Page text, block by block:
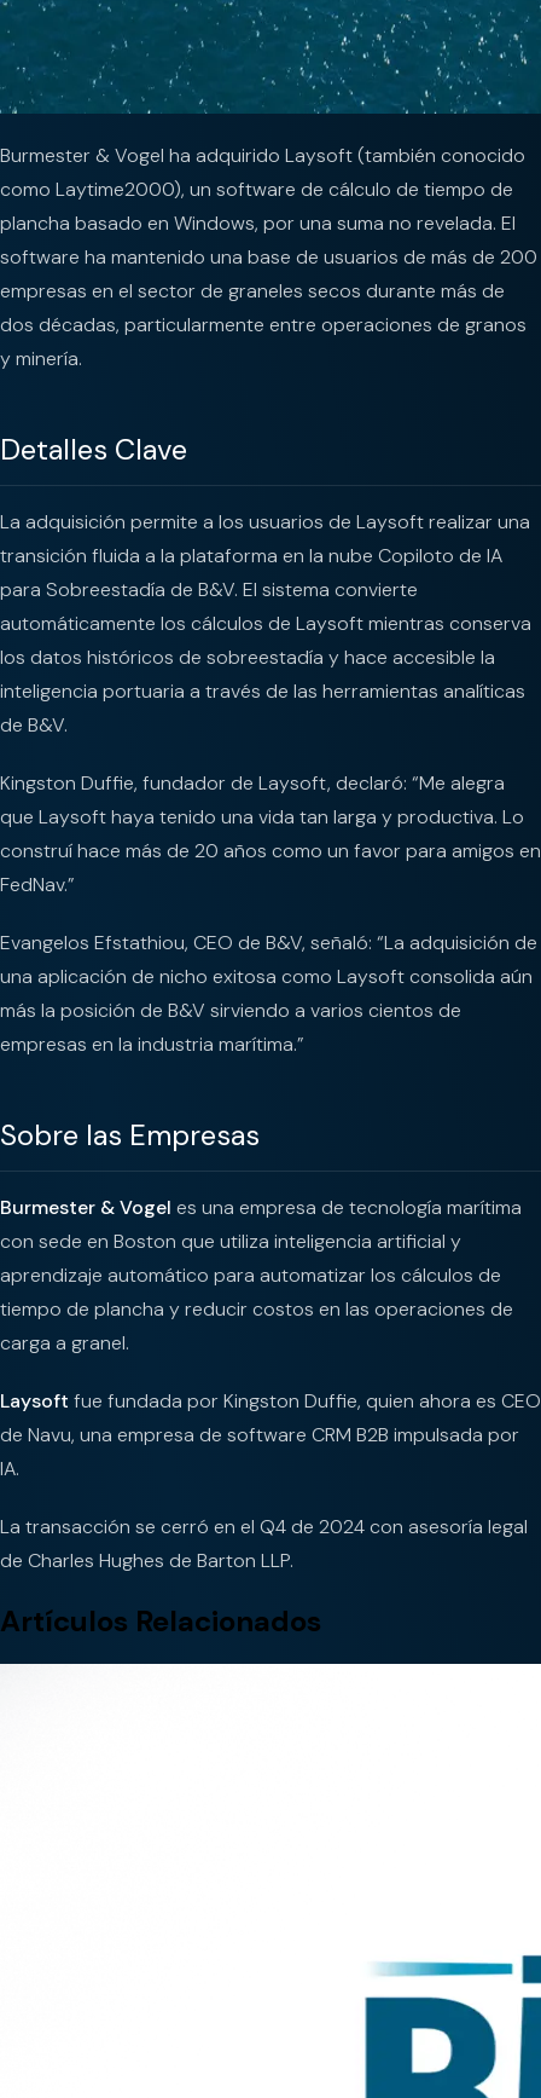
Burmester & Vogel ha adquirido Laysoft (también conocido
como Laytime2000), un software de cálculo de tiempo de
plancha basado en Windows, por una suma no revelada. El
software ha mantenido una base de usuarios de más de 200
empresas en el sector de graneles secos durante más de
dos décadas, particularmente entre operaciones de granos
y minería.
Detalles Clave
La adquisición permite a los usuarios de Laysoft realizar una
transición fluida a la plataforma en la nube Copiloto de IA
para Sobreestadía de B&V. El sistema convierte
automáticamente los cálculos de Laysoft mientras conserva
los datos históricos de sobreestadía y hace accesible la
inteligencia portuaria a través de las herramientas analíticas
de B&V.
Kingston Duffie, fundador de Laysoft, declaró: “Me alegra
que Laysoft haya tenido una vida tan larga y productiva. Lo
construí hace más de 20 años como un favor para amigos en
FedNav.”
Evangelos Efstathiou, CEO de B&V, señaló: “La adquisición de
una aplicación de nicho exitosa como Laysoft consolida aún
más la posición de B&V sirviendo a varios cientos de
empresas en la industria marítima.”
Sobre las Empresas
Burmester & Vogel es una empresa de tecnología marítima
con sede en Boston que utiliza inteligencia artificial y
aprendizaje automático para automatizar los cálculos de
tiempo de plancha y reducir costos en las operaciones de
carga a granel.
Laysoft fue fundada por Kingston Duffie, quien ahora es CEO
de Navu, una empresa de software CRM B2B impulsada por
IA.
La transacción se cerró en el Q4 de 2024 con asesoría legal
de Charles Hughes de Barton LLP.
Artículos Relacionados